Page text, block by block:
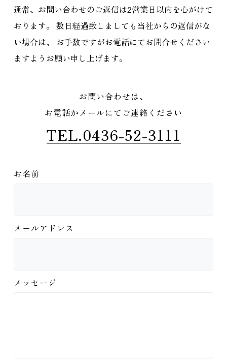
通常、お問い合わせのご返信は2営業日以内を心がけて
おります。 数日経過致しましても当社からの返信がな
い場合は、
お手数ですがお電話にてお問合せください
ますようお願い申し上げます。
お問い合わせは、
お電話かメールにてご連絡ください
TEL.0436-52-3111
お名前
メールアドレス
メッセージ